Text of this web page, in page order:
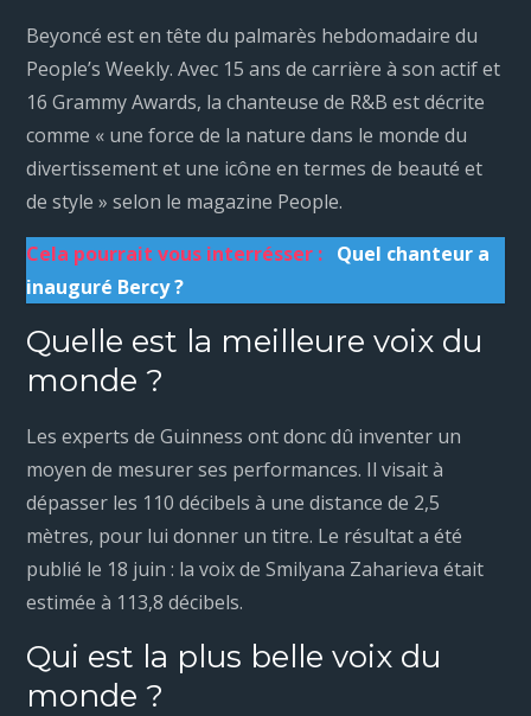
Beyoncé est en tête du palmarès hebdomadaire du
People’s Weekly. Avec 15 ans de carrière à son actif et
16 Grammy Awards, la chanteuse de R&B est décrite
comme « une force de la nature dans le monde du
divertissement et une icône en termes de beauté et
de style » selon le magazine People.
Cela pourrait vous interrésser : Quel chanteur a
inauguré Bercy ?
Quelle est la meilleure voix du
monde ?
Les experts de Guinness ont donc dû inventer un
moyen de mesurer ses performances. Il visait à
dépasser les 110 décibels à une distance de 2,5
mètres, pour lui donner un titre. Le résultat a été
publié le 18 juin : la voix de Smilyana Zaharieva était
estimée à 113,8 décibels.
Qui est la plus belle voix du
monde ?